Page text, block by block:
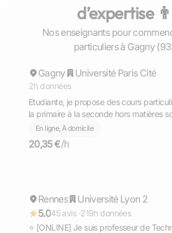
d’expertise
Nos enseignants pour
particuliers à Gagny
Répond rapidement
Eden
Gagny Université Paris Cité
2h données
Etudiante, je propose des cours
la primaire à la seconde hors matières
ou en ligne)
En ligne, À domicile
20,35 €/h
Répond rapidement
Rennes
Université Lyon 2
5.045 avis ·219h données
⭐ [ONLINE] Je suis professeur de